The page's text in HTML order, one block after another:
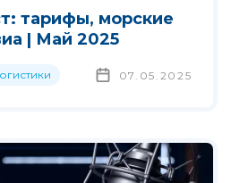
тарифы, морские
| Май 2025
07.05.2025